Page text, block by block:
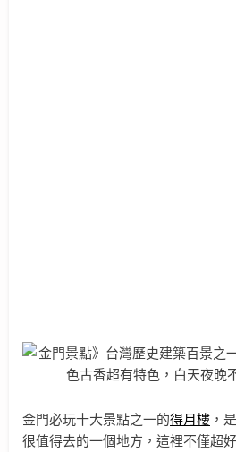
金門必玩十大景點之一的得月樓 ，
很值得去的一個地方，這裡不僅超